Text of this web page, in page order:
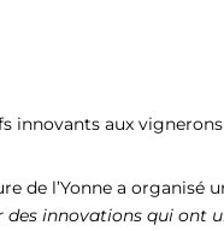
innovants aux
de l’Yonne a
des innovations qui